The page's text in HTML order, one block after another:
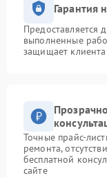
Гарантия
Предоставляется
выполненные
защищает
Точные прайс-
ремонта,
бесплатной
сайте